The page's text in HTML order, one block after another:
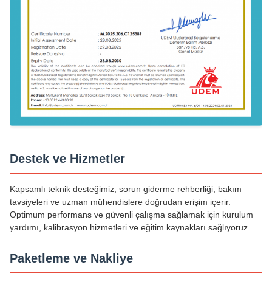
Destek ve Hizmetler
Kapsamlı teknik desteğimiz, sorun giderme rehberliği, bakım
tavsiyeleri ve uzman mühendislere doğrudan erişim içerir.
Optimum performans ve güvenli çalışma sağlamak için kurulum
yardımı, kalibrasyon hizmetleri ve eğitim kaynakları sağlıyoruz.
Paketleme ve Nakliye